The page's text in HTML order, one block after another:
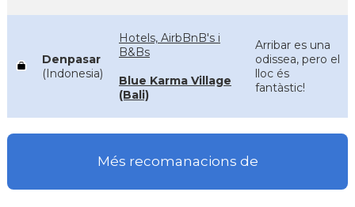
Denpasar
(Indonesia)
Hotels, AirbBnB's i
B&Bs
Blue Karma Village
(Bali)
Arribar es una
odissea, pero el
lloc és
fantàstic!
Més recomanacions de